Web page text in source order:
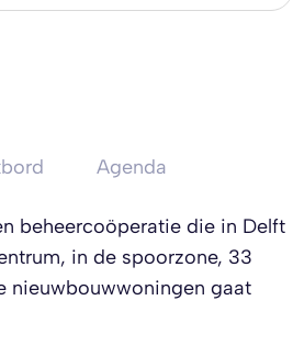
Agenda
beheercoöperatie die in Delft
in de spoorzone, 33
nieuwbouwwoningen gaat